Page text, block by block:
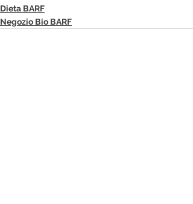
Dieta BARF
Negozio Bio BARF